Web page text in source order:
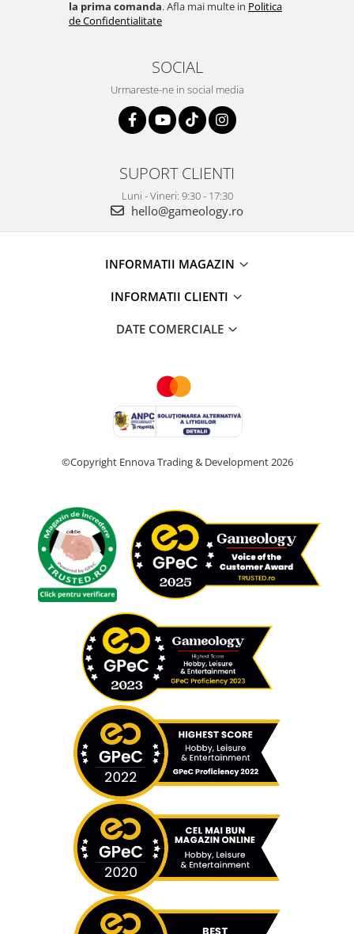
la prima comanda. Afla mai multe in Politica
de Confidentialitate
SOCIAL
Urmareste-ne in social media
SUPORT CLIENTI
Luni - Vineri: 9:30 - 17:30
hello@gameology.ro
INFORMATII MAGAZIN
INFORMATII CLIENTI
DATE COMERCIALE
©Copyright Ennova Trading & Development 2026